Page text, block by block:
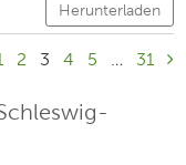
Herunterladen
2 3 4 5 … 31